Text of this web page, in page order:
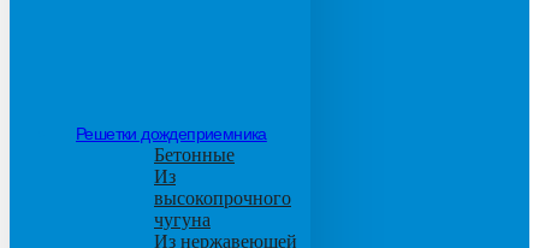
Решетки дождеприемника
Бетонные
Из
высокопрочного
чугуна
Из нержавеющей